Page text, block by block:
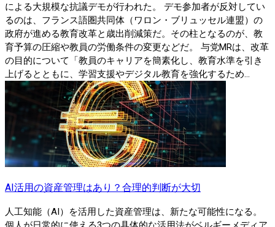
による大規模な抗議デモが行われた。 デモ参加者が反対してい
るのは、フランス語圏共同体（ワロン・ブリュッセル連盟）の
政府が進める教育改革と歳出削減策だ。その柱となるのが、教
育予算の圧縮や教員の労働条件の変更などだ。 与党MRは、改革
の目的について「教員のキャリアを簡素化し、教育水準を引き
上げるとともに、学習支援やデジタル教育を強化するため...
AI活用の資産管理はあり？合理的判断が大切
人工知能（AI）を活用した資産管理は、新たな可能性になる。